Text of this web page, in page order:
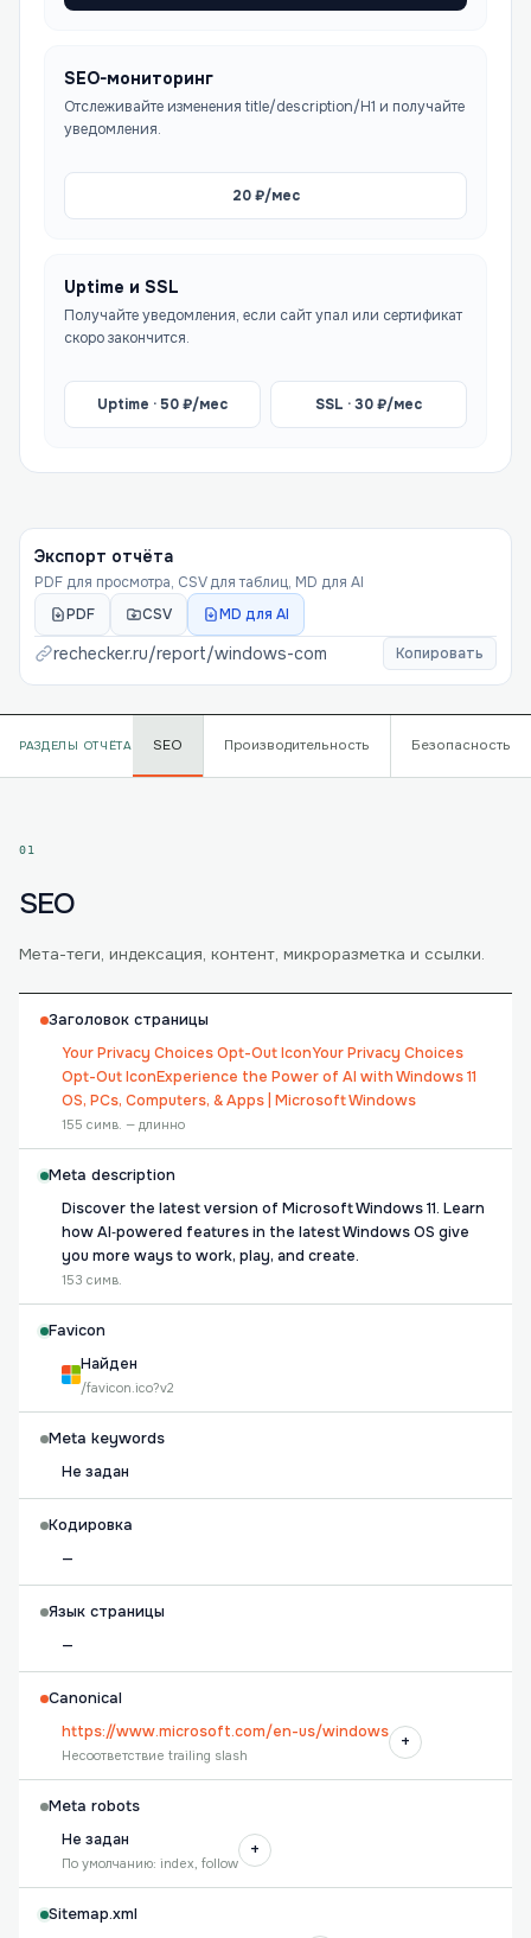
SEO-мониторинг
Отслеживайте изменения title/description/H1 и получайте
уведомления.
20₽/мес
Uptime и SSL
Получайте уведомления, если сайт упал или сертификат
скоро закончится.
Uptime ·50₽/мес SSL ·30₽/мес
Экспорт отчёта
PDF для просмотра, CSV для таблиц, MD для AI
PDF
CSV MD для AI
rechecker.ru/report/windows-com Копировать
РАЗДЕЛЫ ОТЧЁТА SEO Производительность Безопасность
01
SEO
Мета-теги, индексация, контент, микроразметка и ссылки.
Заголовок страницы
Your Privacy Choices Opt-Out IconYour Privacy Choices
Opt-Out IconExperience the Power of AI with Windows 11
OS, PCs, Computers, & Apps | Microsoft Windows
155 симв. — длинно
Meta description
Discover the latest version of Microsoft Windows 11. Learn
how AI‑powered features in the latest Windows OS give
you more ways to work, play, and create.
153 симв.
Favicon
Найден
/favicon.ico?v2
Meta keywords
Не задан
Кодировка
—
Язык страницы
—
Canonical
https://www.microsoft.com/en-us/windows
Несоответствие trailing slash
+
Meta robots
Не задан
По умолчанию: index, follow
+
Sitemap.xml